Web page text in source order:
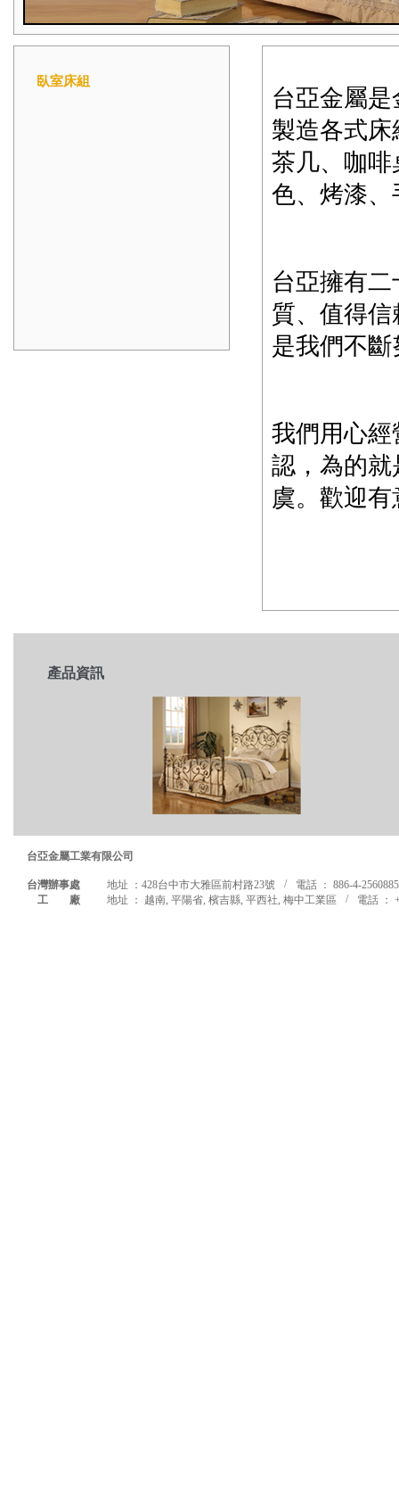
臥室床組
台亞金屬
製造各式
茶几、咖
色、烤漆
台亞擁有
質、值得
是我們不
我們用心
認，為的就
虞。歡迎
產品資訊
台亞金屬工業有限公司
台灣辦事處 地址 ：428台中市大雅區前村路23號 /
電話 ： 886-4-
工 廠
地址 ： 越南, 平陽省, 檳吉縣, 平西社, 梅中工業區 / 電話 ：